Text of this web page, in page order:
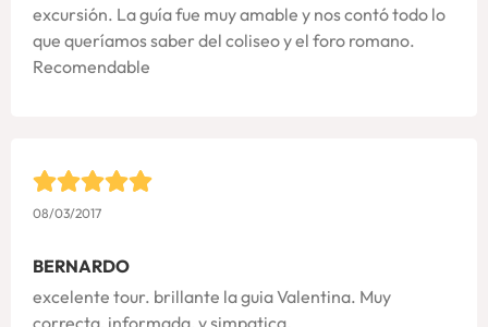
excursión. La guía fue muy amable y nos contó todo lo
que queríamos saber del coliseo y el foro romano.
Recomendable
08/03/2017
BERNARDO
excelente tour. brillante la guia Valentina. Muy
correcta, informada, y simpatica.